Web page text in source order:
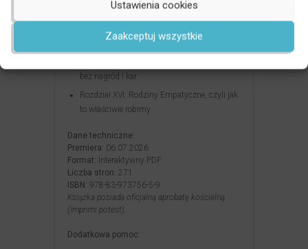
Zaakceptuj wszystkie
Ustawienia cookies
bez nagród i kar
Rozdział XVI: Rodziny Empatyczne, czyli jak
to właściwie robimy
Dane techniczne:
Premiera: 06.07.2026
Format: Interaktywny PDF
Liczba stron: 271
ISBN: 978-83-973756-5-9
Książka posiada oficjalną aprobatę kościelną
(Imprimi potest).
Dodatkowa pomoc: